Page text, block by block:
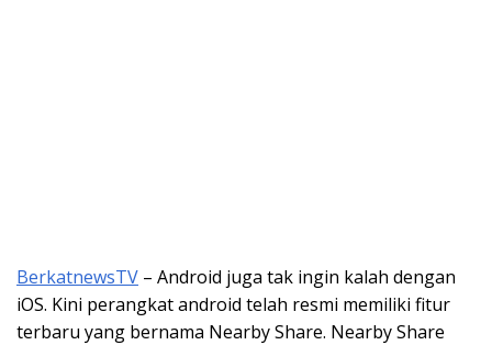
BerkatnewsTV – Android juga tak ingin kalah dengan
iOS. Kini perangkat android telah resmi memiliki fitur
terbaru yang bernama Nearby Share. Nearby Share